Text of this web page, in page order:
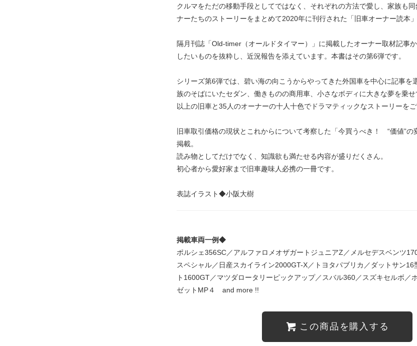
クルマをただの移動手段としてではなく、それぞれの方法で愛し、家族も
ナーたちのストーリーをまとめて2020年に刊行された「旧車オーナー読本」
隔月刊誌「Old-timer（オールドタイマー）」に掲載したオーナー取材記事
したいものを抜粋し、近況報告を添えています。本書はその第6弾です。
シリーズ第6弾では、碧い海の向こうからやってきた外国車を中心に記事を
族のそばにいたセダン、働きものの商用車、小さなボディに大きな夢を乗
以上の旧車と35人のオーナーの十人十色でドラマティックなストーリーをご
旧車取引価格の現状とこれからについて考察した「今買うべき！ “価値”の
掲載。
読み物としてだけでなく、知識欲も満たせる内容が盛りだくさん。
初心者から愛好家まで旧車趣味人必携の一冊です。
表誌イラスト◆小阪大樹
掲載車両一例◆
ポルシェ356SC／アルファロメオザガートジュニアZ／メルセデスベンツ
スペシャル／日産スカイライン2000GT-X／トヨタパブリカ／ダットサン16
ト1600GT／マツダロータリーピックアップ／スバル360／スズキセルボ／
ゼットMP４ and more !!
この商品を購入する